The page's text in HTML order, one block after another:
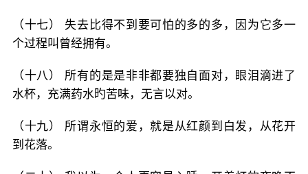
（十七） 失去比得不到要可怕的多的多，因为它多一
个过程叫曾经拥有。
（十八） 所有的是是非非都要独自面对，眼泪滴进了
水杯，充满药水旳苦味，无言以对。
（十九） 所谓永恒的爱，就是从红颜到白发，从花开
到花落。